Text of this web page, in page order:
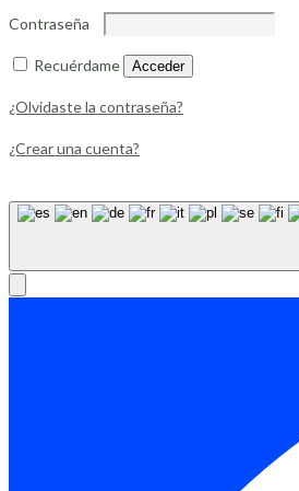
Contraseña
Recuérdame Acceder
¿Olvidaste la contraseña?
¿Crear una cuenta?